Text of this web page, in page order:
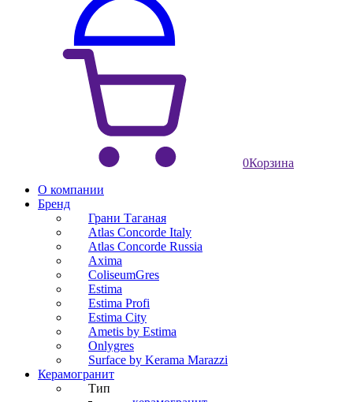
0Корзина
О компании
Бренд
Грани Таганая
Atlas Concorde Italy
Atlas Concorde Russia
Axima
ColiseumGres
Estima
Estima Profi
Estima City
Ametis by Estima
Onlygres
Surface by Kerama Marazzi
Керамогранит
Тип